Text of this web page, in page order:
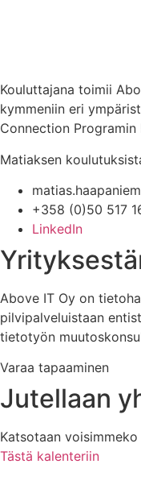
Kouluttajana toimii
kymmeniin eri
Connection Programin
Matiaksen
+358 (0)50 517
LinkedIn
Above IT Oy on
pilvipalveluistaan
tietotyön
Varaa tapaaminen
Jutellaan
Katsotaan
Tästä kalenteriin